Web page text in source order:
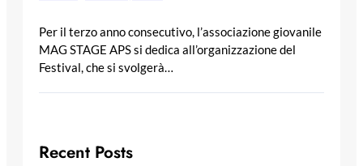
Per il terzo anno consecutivo, l’associazione giovanile
MAG STAGE APS si dedica all’organizzazione del
Festival, che si svolgerà…
Recent Posts